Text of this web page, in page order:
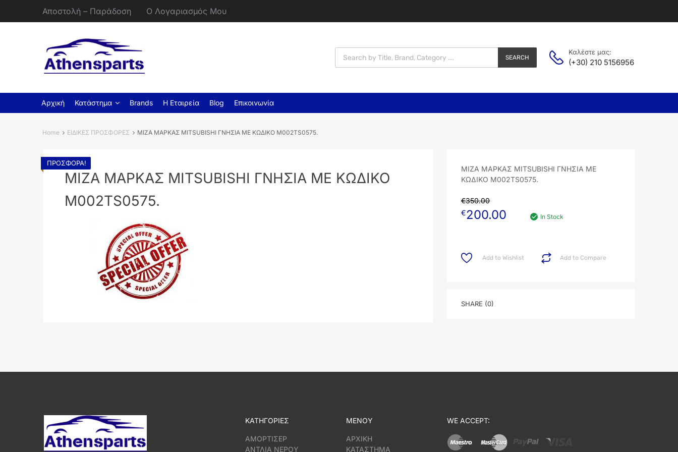
Αποστολή – Παράδοση Ο Λογαριασμός Μου
SEARCH
Καλέστε μας:
(+30) 210 5156956
Αρχική Κατάστημα Brands Η Εταιρεία Blog Επικοινωνία
Home ΕΙΔΙΚΕΣ ΠΡΟΣΦΟΡΕΣ ΜΙΖΑ ΜΑΡΚΑΣ MITSUBISHI ΓΝΗΣΙΑ ΜΕ ΚΩΔΙΚΟ M002TS0575.
ΜΙΖΑ ΜΑΡΚΑΣ MITSUBISHI ΓΝΗΣΙΑ ΜΕ ΚΩΔΙΚΟ
M002TS0575.
ΠΡΟΣΦΟΡΆ!
ΜΙΖΑ ΜΑΡΚΑΣ MITSUBISHI ΓΝΗΣΙΑ ΜΕ
ΚΩΔΙΚΟ M002TS0575.
€350.00
€200.00 In Stock
Add to Compare
Add to Wishlist
SHARE (0)
ΚΑΤΗΓΟΡΙΕΣ
ΑΜΟΡΤΙΣΕΡ
ΑΝΤΛΙΑ ΝΕΡΟΥ
ΜΕΝΟΥ
ΑΡΧΙΚΗ
ΚΑΤΑΣΤΗΜΑ
WE ACCEPT: